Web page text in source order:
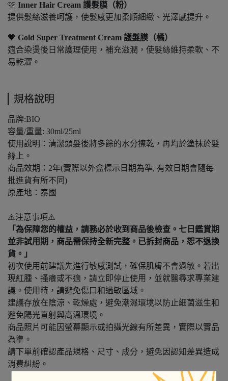
🩷 Inner Hair Cream 護髮膜（粉）
提供髮絲滋養呵護，使髮感更加柔順細緻、光澤感提升。
🧡 Gold Super Treatment Cream 護髮膜（橘）
適合染燙後日常護理使用，補充滋潤，使髮絲維持柔軟、不
易乾澀。
規格說明
品牌:BIO
容量/重量: 30ml/25ml
使用說明：清潔頭髮後將多餘的水分擦乾，再均於塗抹於髮
絲上。
商品效期：2年(實際以外盒標示日期為準, 有效日期會隨每
批進貨有所不同)
原產地：泰國
⚠️注意事項⚠️
「為保障您的權益，請務必於收到商品後檢查。七日鑑賞期
並非試用期，商品需保持全新完整。已拆封商品，恕不退換
貨。」
初次使用前建議先進行敏感測試，確保肌膚不會過敏。若出
現紅腫、搔癢或不適，請立即停止使用，並就醫尋求專業建
議。使用時，請避免傷口和過敏區域。
建議存放在陰涼、乾燥處，避免潮濕環境以防止細菌滋生和
避免陽光直射與高溫環境。
商品照片可能因螢幕顯示或拍攝光線有所差異，實際以實品
為準。
請下單前確認產品規格、尺寸、成分，避免因認知差異造成
消費糾紛。